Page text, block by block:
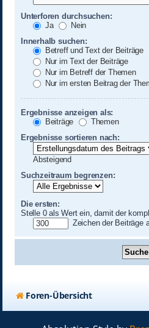
Unterforen durchsuchen:
Ja
Nein
Innerhalb suchen:
Betreff und Text der Beiträge
Nur im Text der Beiträge
Nur im Betreff der Themen
Nur im ersten Beitrag der
Ergebnisse anzeigen als:
Beiträge
Themen
Ergebnisse sortieren nach:
Absteigend
Suchzeitraum begrenzen:
Die ersten:
Stelle 0 als Wert ein, damit der
Zeichen der Beiträge
Foren-Übersicht